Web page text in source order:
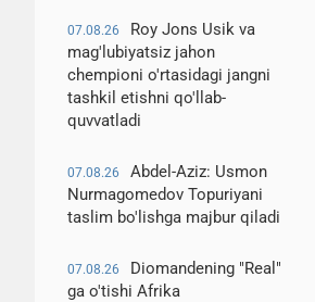
07.08.26
Roy Jons Usik va
mag'lubiyatsiz jahon
chempioni o'rtasidagi jangni
tashkil etishni qo'llab-
quvvatladi
07.08.26
Abdel-Aziz: Usmon
Nurmagomedov Topuriyani
taslim bo'lishga majbur qiladi
07.08.26
Diomandening "Real"
ga o'tishi Afrika